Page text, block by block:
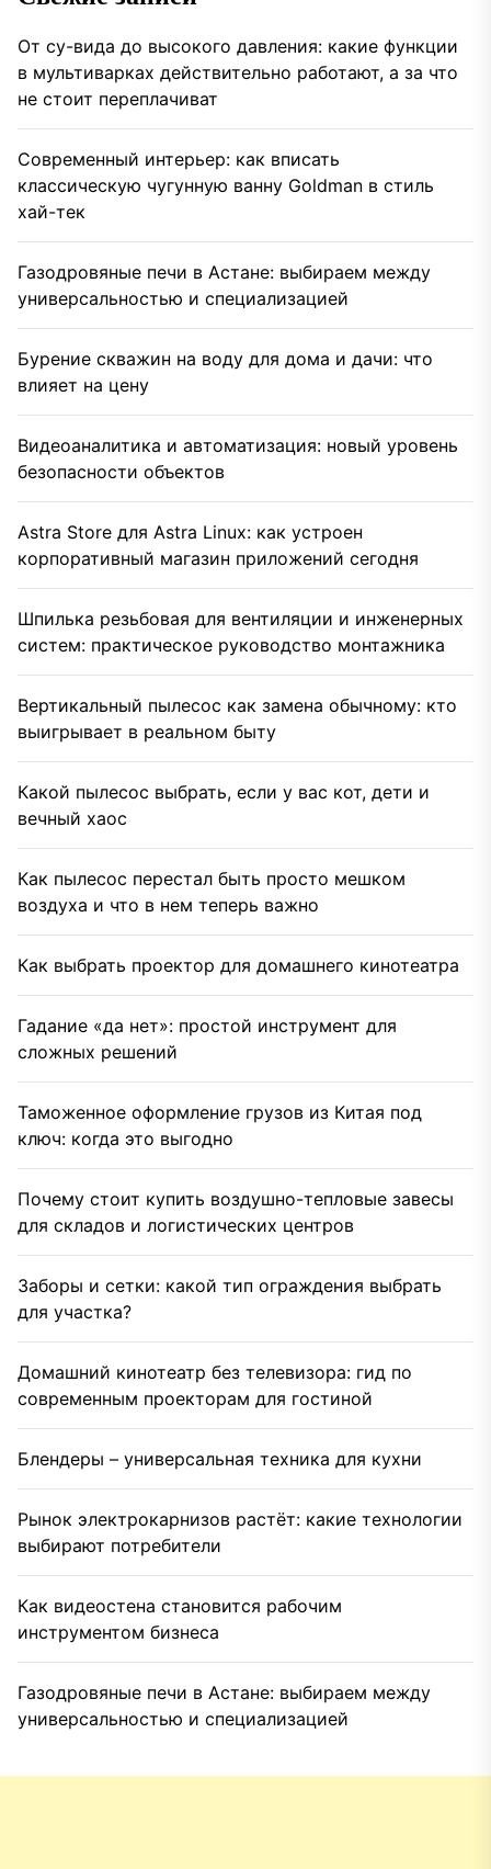
От су-вида до высокого давления: какие функции
в мультиварках действительно работают, а за что
не стоит переплачиват
Современный интерьер: как вписать
классическую чугунную ванну Goldman в стиль
хай-тек
Газодровяные печи в Астане: выбираем между
универсальностью и специализацией
Бурение скважин на воду для дома и дачи: что
влияет на цену
Видеоаналитика и автоматизация: новый уровень
безопасности объектов
Astra Store для Astra Linux: как устроен
корпоративный магазин приложений сегодня
Шпилька резьбовая для вентиляции и инженерных
систем: практическое руководство монтажника
Вертикальный пылесос как замена обычному: кто
выигрывает в реальном быту
Какой пылесос выбрать, если у вас кот, дети и
вечный хаос
Как пылесос перестал быть просто мешком
воздуха и что в нем теперь важно
Как выбрать проектор для домашнего кинотеатра
Гадание «да нет»: простой инструмент для
сложных решений
Таможенное оформление грузов из Китая под
ключ: когда это выгодно
Почему стоит купить воздушно-тепловые завесы
для складов и логистических центров
Заборы и сетки: какой тип ограждения выбрать
для участка?
Домашний кинотеатр без телевизора: гид по
современным проекторам для гостиной
Блендеры – универсальная техника для кухни
Рынок электрокарнизов растёт: какие технологии
выбирают потребители
Как видеостена становится рабочим
инструментом бизнеса
Газодровяные печи в Астане: выбираем между
универсальностью и специализацией